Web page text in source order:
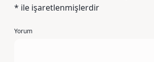
* ile işaretlenmişlerdir
Yorum